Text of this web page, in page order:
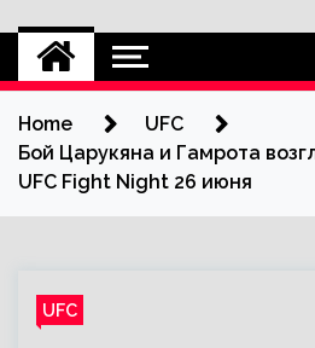
Home
UFC
Бой Царукяна и Гамрота
UFC Fight Night 26 июня
UFC